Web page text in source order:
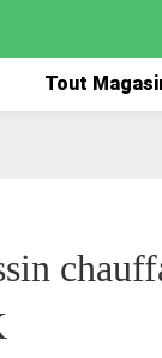
Tout